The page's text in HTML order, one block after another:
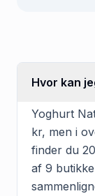
Hvor kan
Yoghurt
kr, men i
finder du
af 9